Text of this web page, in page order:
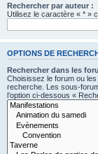
Rechercher par auteur :
Utilisez le caractère « * »
OPTIONS DE
Rechercher dans les
Choisissez le forum ou
recherche. Les sous-
l’option ci-dessous «